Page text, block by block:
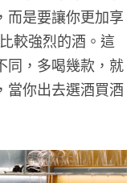
而是要讓你更加享
較強烈的酒。這
同，多喝幾款，就
當你出去選酒買酒